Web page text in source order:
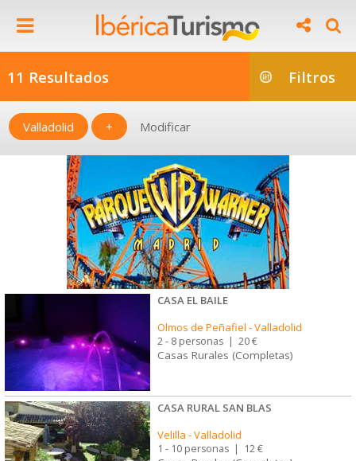
11 Resultados Filtros
Valladolid + Modificar
CASA EL BAILE
Olmos de Peñafiel -Valladolid
2 - 8 personas | 20 €
Casas Rurales (Completas)
CASA RURAL SAN BLAS
Velilla -Valladolid
1 - 10 personas | 12 €